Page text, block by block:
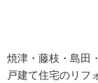
焼津・藤枝・島田
戸建て住宅のリフ